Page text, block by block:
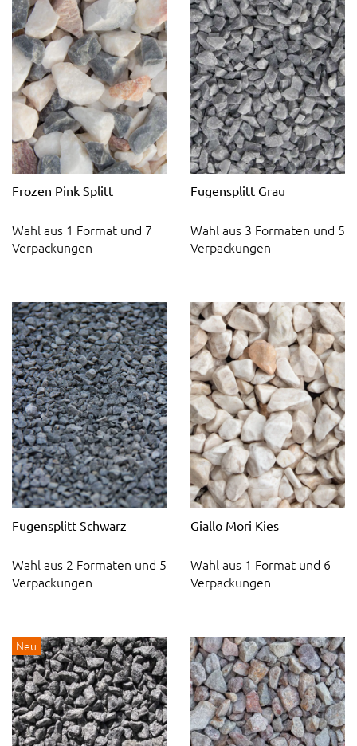
Frozen Pink Splitt
Wahl aus 1 Format und 7
Verpackungen
Fugensplitt Grau
Wahl aus 3 Formaten und 5
Verpackungen
Fugensplitt Schwarz
Wahl aus 2 Formaten und 5
Verpackungen
Giallo Mori Kies
Wahl aus 1 Format und 6
Verpackungen
Neu